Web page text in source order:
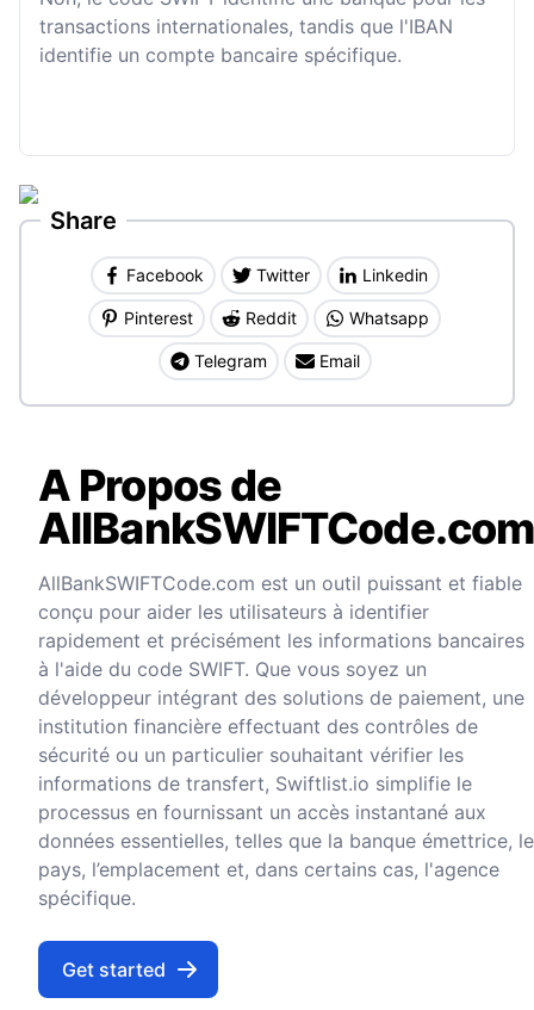
transactions internationales, tandis que l'IBAN
identifie un compte bancaire spécifique.
Share
Facebook Twitter Linkedin
Pinterest Reddit Whatsapp
Telegram Email
A Propos de
AllBankSWIFTCode.com
AllBankSWIFTCode.com est un outil puissant et fiable
conçu pour aider les utilisateurs à identifier
rapidement et précisément les informations bancaires
à l'aide du code SWIFT. Que vous soyez un
développeur intégrant des solutions de paiement, une
institution financière effectuant des contrôles de
sécurité ou un particulier souhaitant vérifier les
informations de transfert, Swiftlist.io simplifie le
processus en fournissant un accès instantané aux
données essentielles, telles que la banque émettrice, le
pays, l’emplacement et, dans certains cas, l'agence
spécifique.
Get started